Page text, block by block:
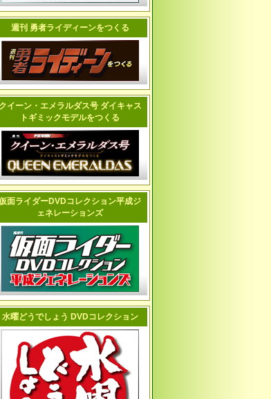
週刊 勇者ライディーンをつくる
クイーン・エメラルダス号 ダイキャス
トギミックモデルをつくる
面ライダーDVDコレクション平成ジ
ェネレーションズ
水曜どうでしょう DVDコレクション